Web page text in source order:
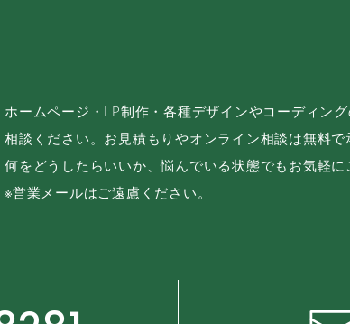
ホームページ・LP制作・各種デザインやコーディン
相談ください。お見積もりやオンライン相談は無料で
何をどうしたらいいか、悩んでいる状態でもお気軽に
※営業メールはご遠慮ください。